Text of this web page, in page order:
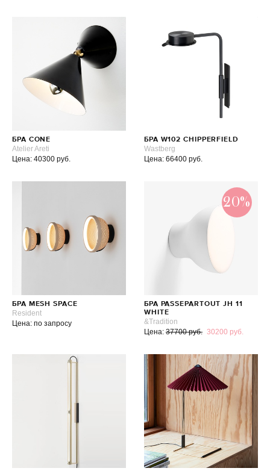
БРА CONE
Atelier Areti
Цена: 40300 руб.
БРА W102 CHIPPERFIELD
Wastberg
Цена: 66400 руб.
БРА MESH SPACE
Resident
Цена: по запросу
20%
БРА PASSEPARTOUT JH 11
WHITE
&Tradition
Цена: 37700 руб. 30200 руб.